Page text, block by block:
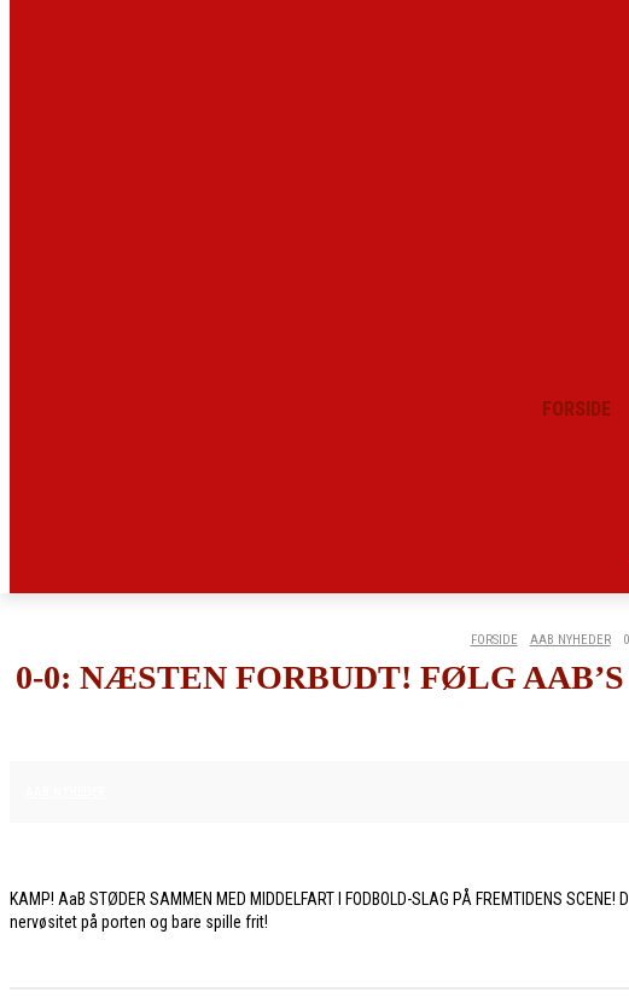
FORSIDE
FORSIDE AAB NYHEDER
0-0: NÆSTEN FORBUDT! FØLG
KAMP! AaB STØDER SAMMEN MED MIDDELFART I FODBOLD-SLAG PÅ FREMTIDENS
nervøsitet på porten og bare spille frit!